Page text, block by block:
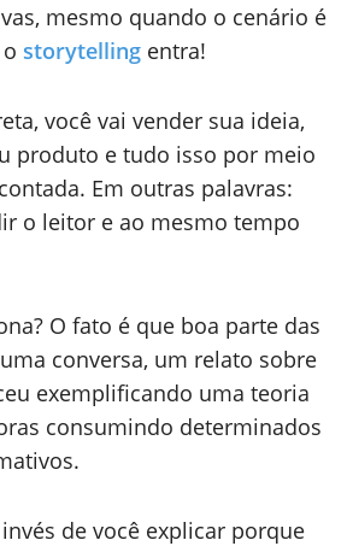
mesmo quando o cenário é
storytelling entra!
você vai vender sua ideia,
produto e tudo isso por meio
Em outras palavras:
o leitor e ao mesmo tempo
O fato é que boa parte das
conversa, um relato sobre
exemplificando uma teoria
consumindo determinados
de você explicar porque